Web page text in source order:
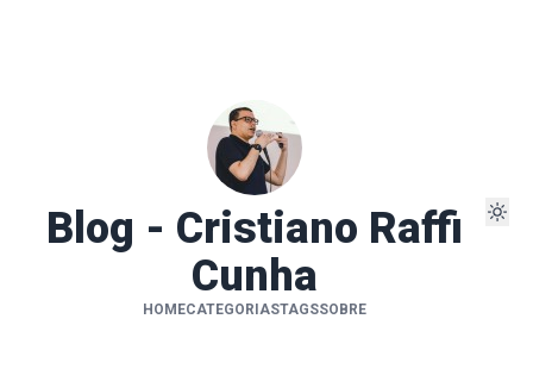
Blog - Cristiano Raffi
Cunha
HOMECATEGORIASTAGSSOBRE